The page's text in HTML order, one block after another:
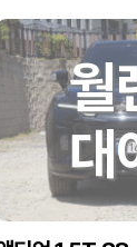
월
대